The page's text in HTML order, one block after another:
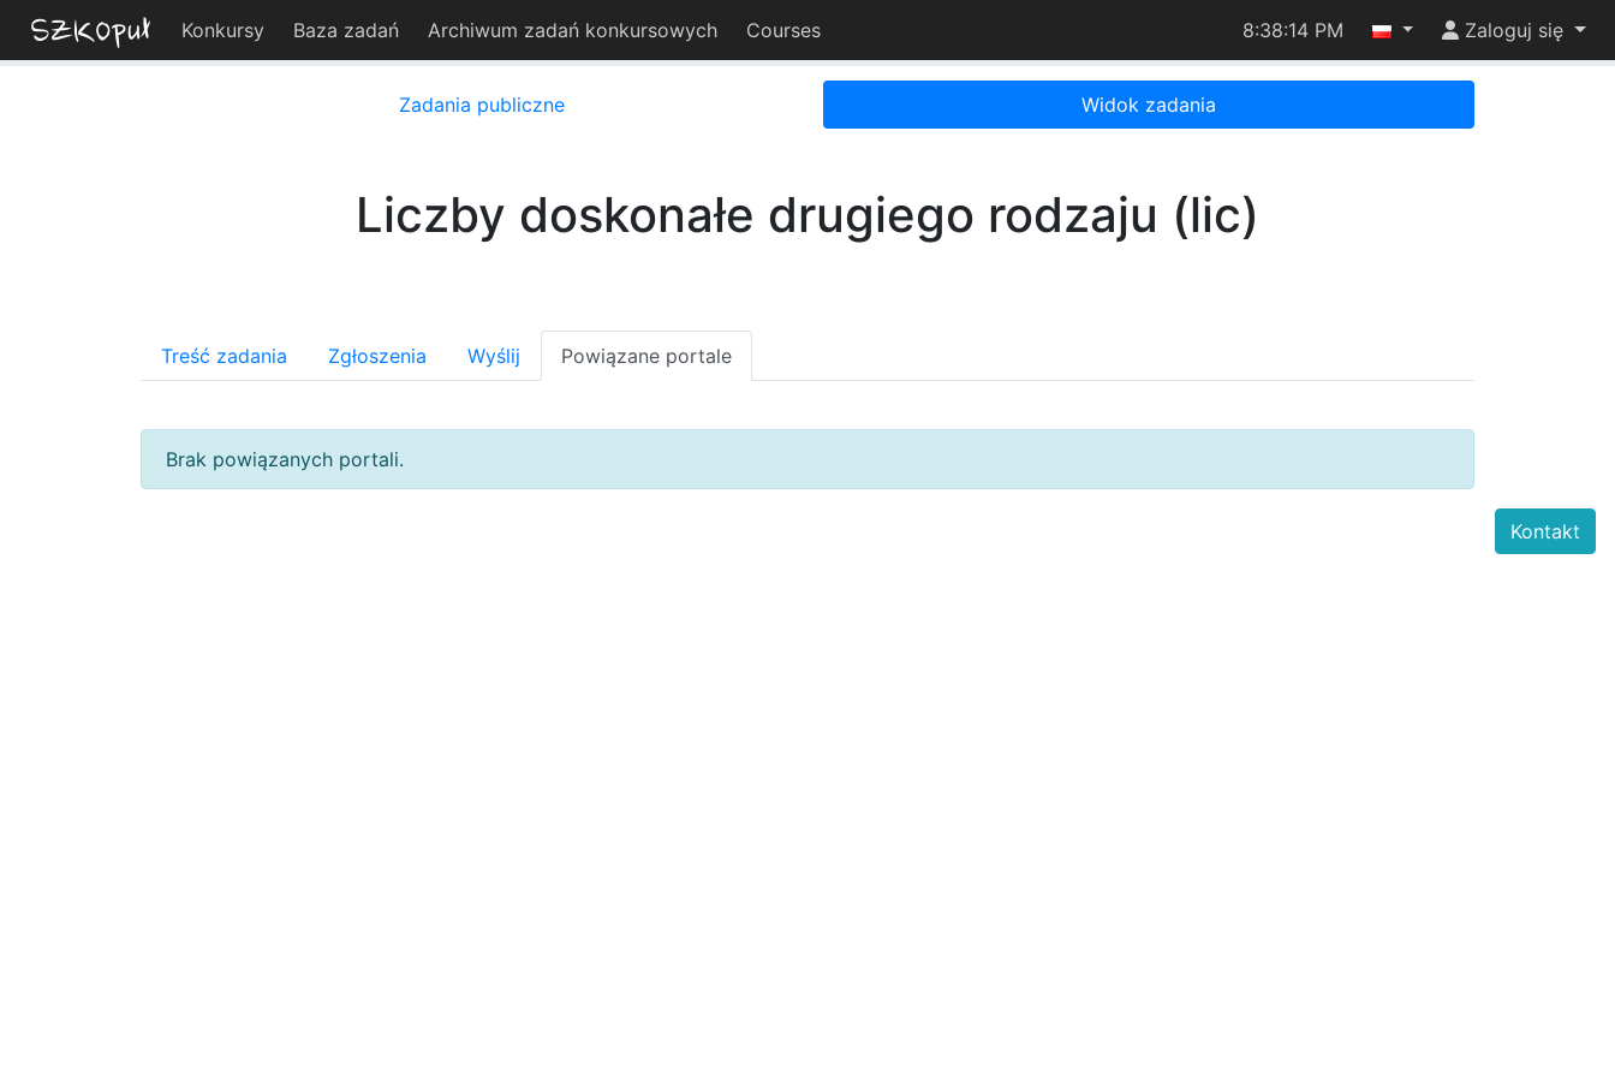
Konkursy Baza zadań Archiwum zadań konkursowych Courses 8:38:14 PM Zaloguj się
Zadania publiczne Widok zadania
Liczby doskonałe drugiego rodzaju (lic)
Treść zadania Zgłoszenia Wyślij Powiązane portale
Brak powiązanych portali.
Kontakt